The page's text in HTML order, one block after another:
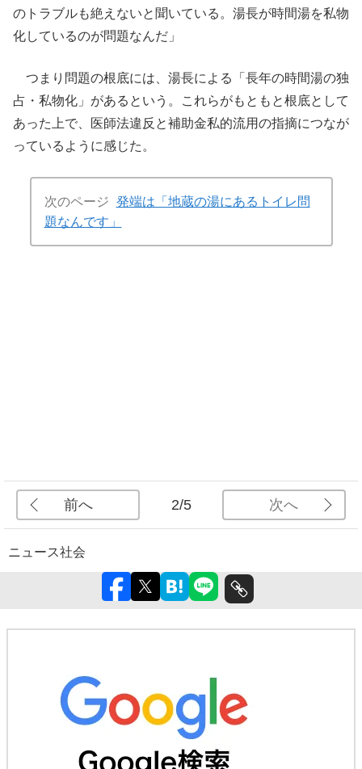
のトラブルも絶えないと聞いている。湯長が時間湯を私物
化しているのが問題なんだ」
つまり問題の根底には、湯長による「長年の時間湯の独
占・私物化」があるという。これらがもともと根底として
あった上で、医師法違反と補助金私的流用の指摘につなが
っているように感じた。
次のページ 発端は「地蔵の湯にあるトイレ問
題なんです」
前へ 2/5 次へ
ニュース社会